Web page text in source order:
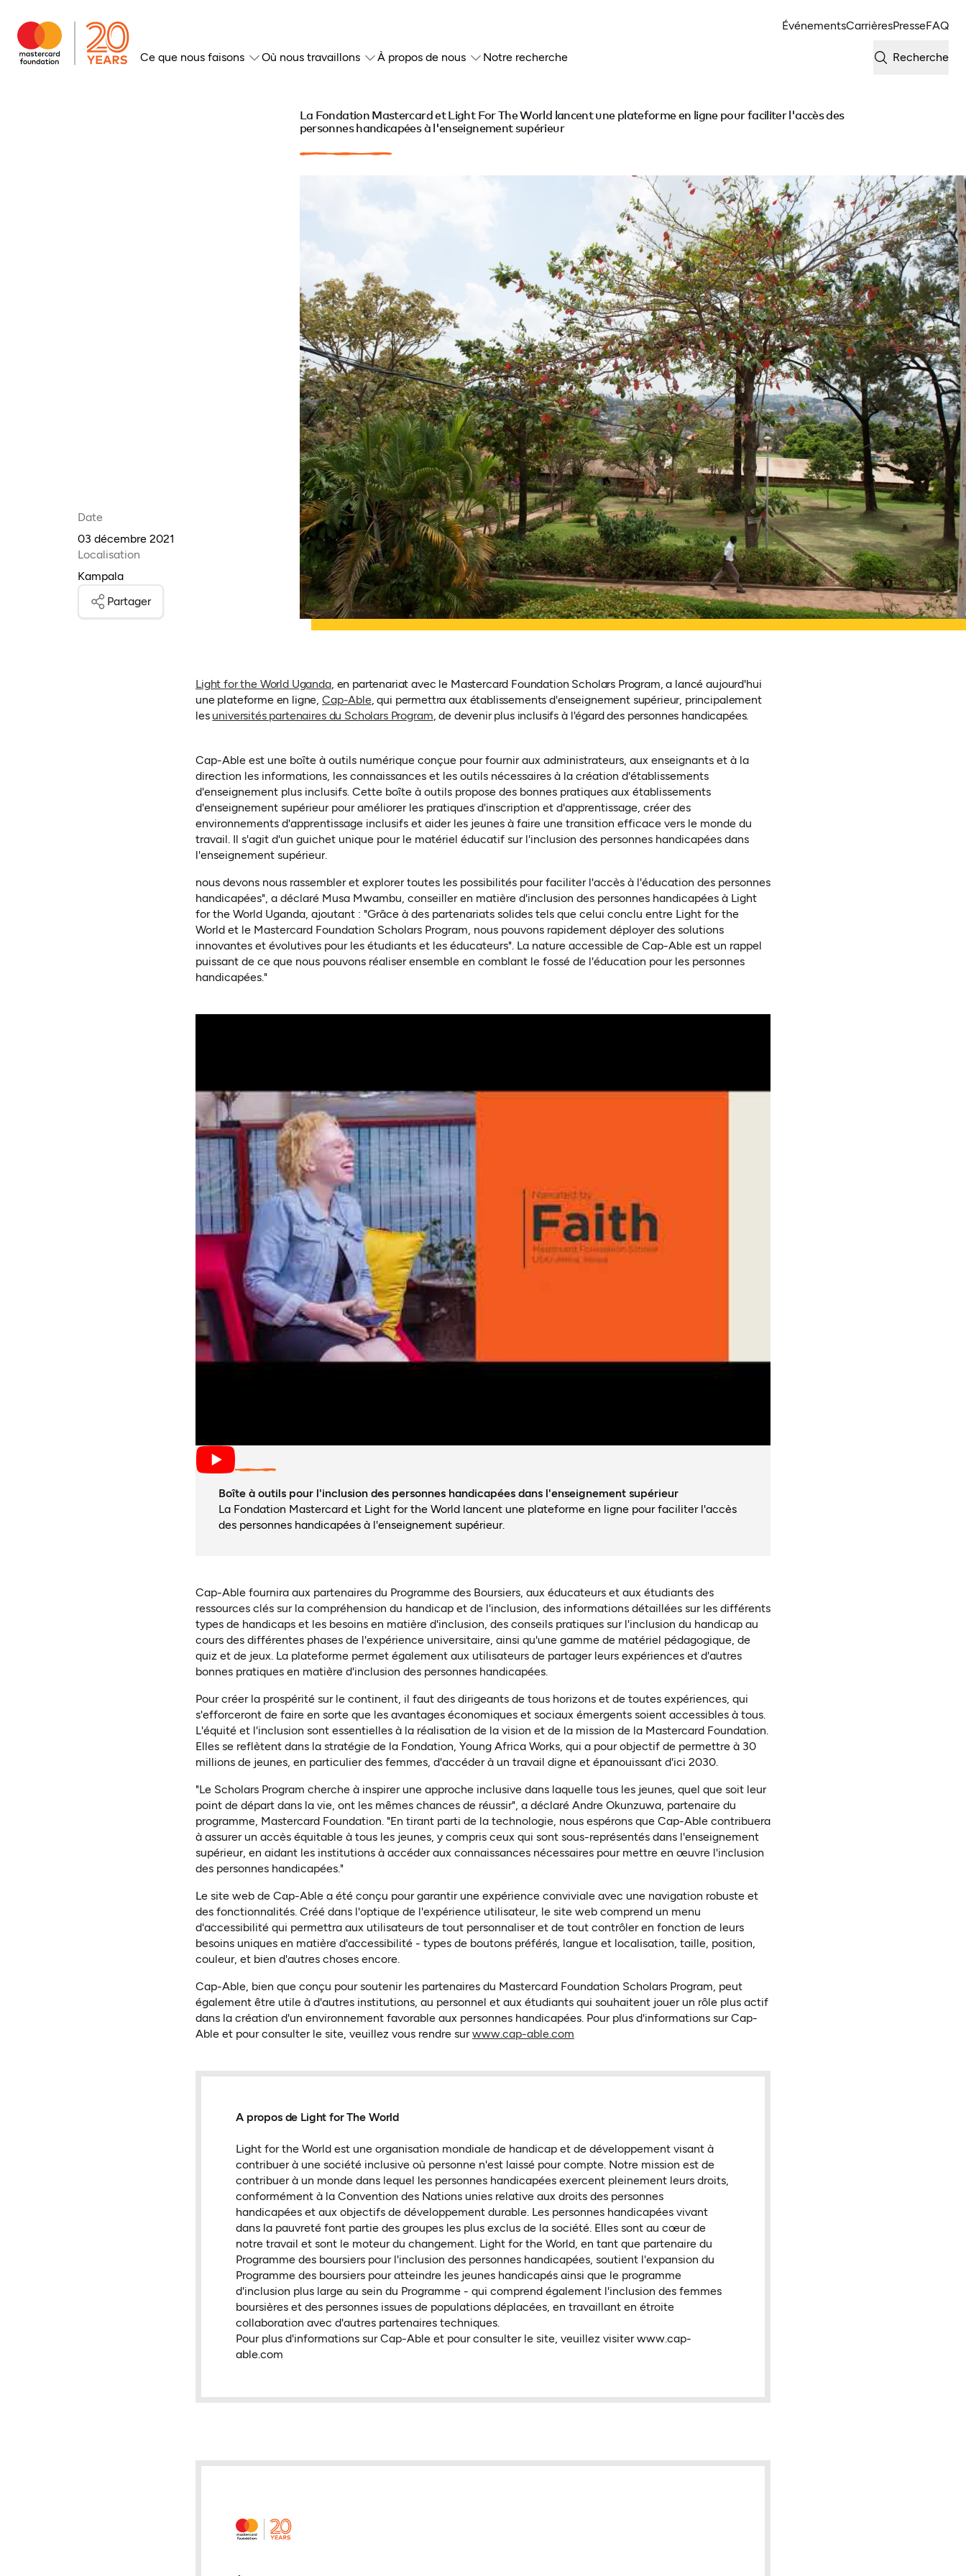
ÉvénementsCarrièresPresseFAQ
Ce que nous faisons Où nous travaillons À propos de nous Notre recherche Recherche
La Fondation Mastercard et Light For The World lancent une plateforme en ligne pour faciliter l'accès des
personnes handicapées à l'enseignement supérieur
Date
03 décembre 2021
Localisation
Kampala
Partager
Light for the World Uganda(ouvre dans un nouvel onglet)
, en partenariat avec le Mastercard Foundation Scholars Program, a lancé aujourd'hui
une plateforme en ligne, Cap-Able(ouvre dans un nouvel onglet)
, qui permettra aux établissements d'enseignement supérieur, principalement
les universités partenaires du Scholars Program, de devenir plus inclusifs à l'égard des personnes handicapées.
Cap-Able est une boîte à outils numérique conçue pour fournir aux administrateurs, aux enseignants et à la
direction les informations, les connaissances et les outils nécessaires à la création d'établissements
d'enseignement plus inclusifs. Cette boîte à outils propose des bonnes pratiques aux établissements
d'enseignement supérieur pour améliorer les pratiques d'inscription et d'apprentissage, créer des
environnements d'apprentissage inclusifs et aider les jeunes à faire une transition efficace vers le monde du
travail. Il s'agit d'un guichet unique pour le matériel éducatif sur l'inclusion des personnes handicapées dans
l'enseignement supérieur.
nous devons nous rassembler et explorer toutes les possibilités pour faciliter l'accès à l'éducation des personnes
handicapées", a déclaré Musa Mwambu, conseiller en matière d'inclusion des personnes handicapées à Light
for the World Uganda, ajoutant : "Grâce à des partenariats solides tels que celui conclu entre Light for the
World et le Mastercard Foundation Scholars Program, nous pouvons rapidement déployer des solutions
innovantes et évolutives pour les étudiants et les éducateurs". La nature accessible de Cap-Able est un rappel
puissant de ce que nous pouvons réaliser ensemble en comblant le fossé de l'éducation pour les personnes
handicapées."
Boîte à outils pour l'inclusion des personnes handicapées dans l'enseignement supérieur
La Fondation Mastercard et Light for the World lancent une plateforme en ligne pour faciliter l'accès
des personnes handicapées à l'enseignement supérieur.
Cap-Able fournira aux partenaires du Programme des Boursiers, aux éducateurs et aux étudiants des
ressources clés sur la compréhension du handicap et de l'inclusion, des informations détaillées sur les différents
types de handicaps et les besoins en matière d'inclusion, des conseils pratiques sur l'inclusion du handicap au
cours des différentes phases de l'expérience universitaire, ainsi qu'une gamme de matériel pédagogique, de
quiz et de jeux. La plateforme permet également aux utilisateurs de partager leurs expériences et d'autres
bonnes pratiques en matière d'inclusion des personnes handicapées.
Pour créer la prospérité sur le continent, il faut des dirigeants de tous horizons et de toutes expériences, qui
s'efforceront de faire en sorte que les avantages économiques et sociaux émergents soient accessibles à tous.
L'équité et l'inclusion sont essentielles à la réalisation de la vision et de la mission de la Mastercard Foundation.
Elles se reflètent dans la stratégie de la Fondation, Young Africa Works, qui a pour objectif de permettre à 30
millions de jeunes, en particulier des femmes, d'accéder à un travail digne et épanouissant d'ici 2030.
"Le Scholars Program cherche à inspirer une approche inclusive dans laquelle tous les jeunes, quel que soit leur
point de départ dans la vie, ont les mêmes chances de réussir", a déclaré Andre Okunzuwa, partenaire du
programme, Mastercard Foundation. "En tirant parti de la technologie, nous espérons que Cap-Able contribuera
à assurer un accès équitable à tous les jeunes, y compris ceux qui sont sous-représentés dans l'enseignement
supérieur, en aidant les institutions à accéder aux connaissances nécessaires pour mettre en œuvre l'inclusion
des personnes handicapées."
Le site web de Cap-Able a été conçu pour garantir une expérience conviviale avec une navigation robuste et
des fonctionnalités. Créé dans l'optique de l'expérience utilisateur, le site web comprend un menu
d'accessibilité qui permettra aux utilisateurs de tout personnaliser et de tout contrôler en fonction de leurs
besoins uniques en matière d'accessibilité - types de boutons préférés, langue et localisation, taille, position,
couleur, et bien d'autres choses encore.
Cap-Able, bien que conçu pour soutenir les partenaires du Mastercard Foundation Scholars Program, peut
également être utile à d'autres institutions, au personnel et aux étudiants qui souhaitent jouer un rôle plus actif
dans la création d'un environnement favorable aux personnes handicapées. Pour plus d'informations sur Cap-
Able et pour consulter le site, veuillez vous rendre surwww.cap-able.com
A propos de Light for The World
Light for the World est une organisation mondiale de handicap et de développement visant à
contribuer à une société inclusive où personne n'est laissé pour compte. Notre mission est de
contribuer à un monde dans lequel les personnes handicapées exercent pleinement leurs droits,
conformément à la Convention des Nations unies relative aux droits des personnes
handicapées et aux objectifs de développement durable. Les personnes handicapées vivant
dans la pauvreté font partie des groupes les plus exclus de la société. Elles sont au cœur de
notre travail et sont le moteur du changement. Light for the World, en tant que partenaire du
Programme des boursiers pour l'inclusion des personnes handicapées, soutient l'expansion du
Programme des boursiers pour atteindre les jeunes handicapés ainsi que le programme
d'inclusion plus large au sein du Programme - qui comprend également l'inclusion des femmes
boursières et des personnes issues de populations déplacées, en travaillant en étroite
collaboration avec d'autres partenaires techniques.
Pour plus d'informations sur Cap-Able et pour consulter le site, veuillez visiter www.cap-
able.com